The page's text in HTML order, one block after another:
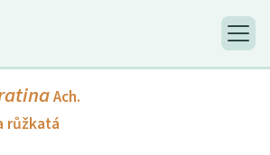
Ach.
růžkatá